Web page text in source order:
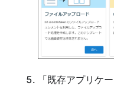
「既存アプリケ